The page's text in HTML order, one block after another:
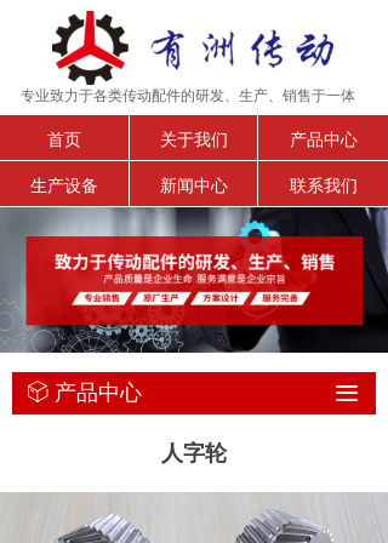
首页 关于我们
产品中心
生产设备
新闻中心 联系我们
专业致力于各类传动配件的研发、生产、销售于一体
人字轮
ꁦ 产品中心 끀